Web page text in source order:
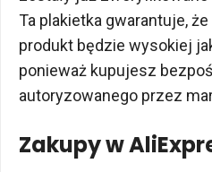
Ta plakietka gwarantuje,
produkt będzie wysokiej
ponieważ kupujesz
autoryzowanego przez
Zakupy w